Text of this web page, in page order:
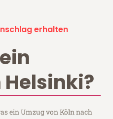
erhalten
Helsinki?
ein Umzug von Köln nach